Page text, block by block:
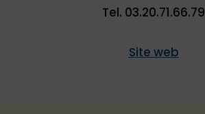
Tel. 03.20.71.66.79
Site web